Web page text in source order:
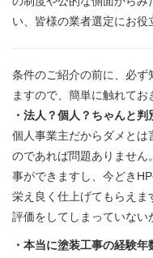
い、皆様の業者選定にお役
条件のご紹介の前に、必ず
ますので、簡単に触れてお
・法人？個人？ちゃんと
個人事業主だからダメとは
のであれば問題ありません
事ができますし、今どき
栄え良く仕上げてもらえま
評価をしてしまっていない
・本当に塗装工事の経験